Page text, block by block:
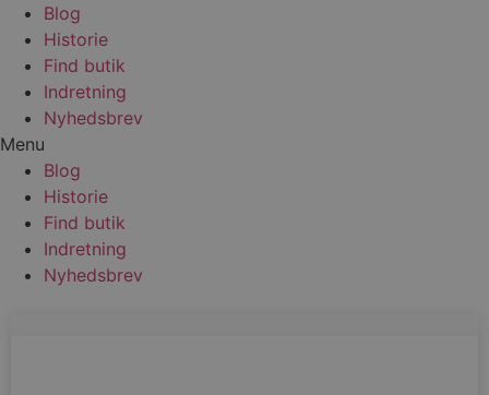
Blog
Historie
Find butik
Indretning
Nyhedsbrev
Menu
Blog
Historie
Find butik
Indretning
Nyhedsbrev